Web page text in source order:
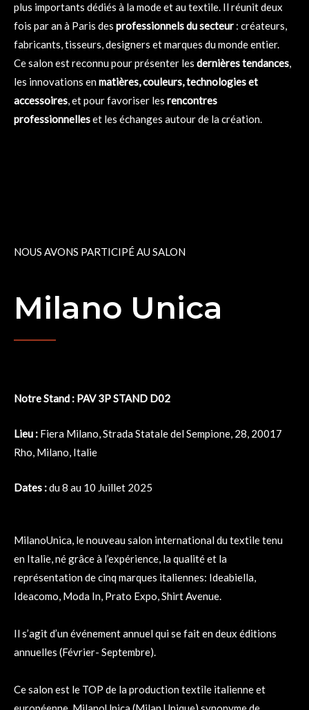
plus importants dédiés à la mode et au textile. Il réunit deux
fois par an à Paris des professionnels du secteur : créateurs,
fabricants, tisseurs, designers et marques du monde entier.
Ce salon est reconnu pour présenter les dernières tendances,
les innovations enmatières, couleurs, technologies et
accessoires, et pour favoriser les rencontres
professionnelleset les échanges autour de la création.
NOUS AVONS PARTICIPÉ AU SALON
Milano Unica
Notre Stand : PAV 3P STAND D02
Lieu : Fiera Milano, Strada Statale del Sempione, 28, 20017
Rho, Milano, Italie
Dates :du 8 au 10 Juillet 2025
MilanoUnica, le nouveau salon international du textile tenu
en Italie, né grâce à l’expérience, la qualité et la
représentation de cinq marques italiennes: Ideabiella,
Ideacomo, Moda In, Prato Expo, Shirt Avenue.
Il s’agit d’un événement annuel qui se fait en deux éditions
annuelles (Février- Septembre).
Ce salon est le TOP de la production textile italienne et